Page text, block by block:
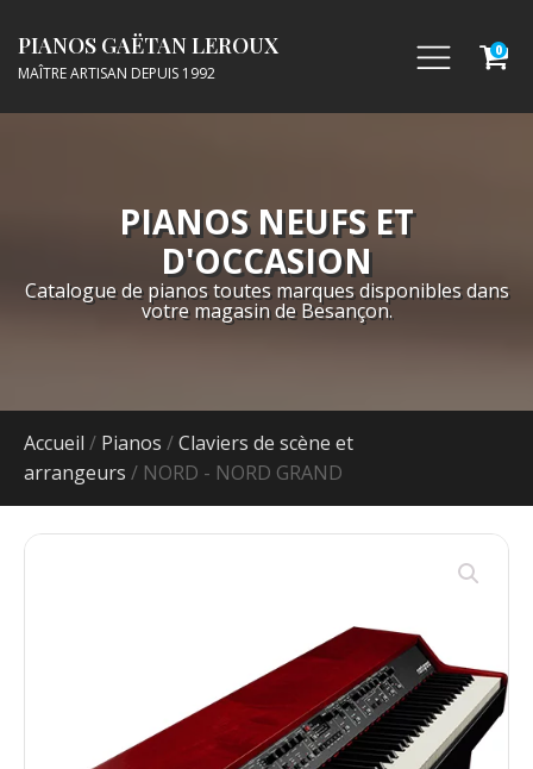
PIANOS GAËTAN LEROUX
MAÎTRE ARTISAN DEPUIS 1992
0
PIANOS NEUFS ET
D'OCCASION
Catalogue de pianos toutes marques disponibles dans
votre magasin de Besançon.
Accueil / Pianos /Claviers de scène et
arrangeurs / NORD - NORD GRAND